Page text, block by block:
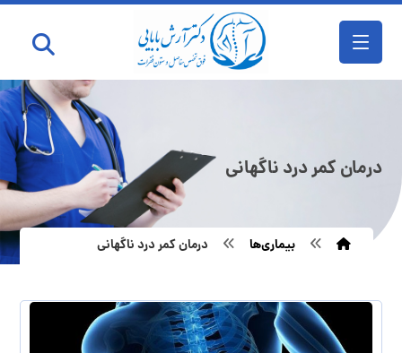
درمان کمر درد ناگهانی
بیماری‌ها درمان کمر درد ناگهانی